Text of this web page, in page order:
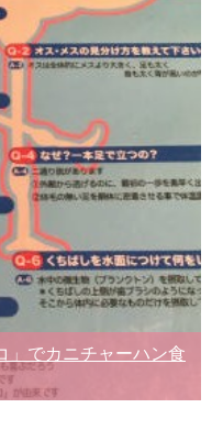
」でカニチャーハン食